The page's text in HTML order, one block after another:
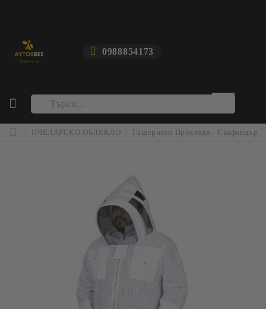
0988854173
ПЧЕЛАРСКО ОБЛЕКЛО Гащеризон Прохлада - Скафандър